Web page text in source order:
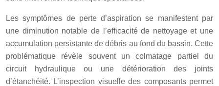
Les symptômes de perte d’aspiration se manifestent par
une diminution notable de l’efficacité de nettoyage et une
accumulation persistante de débris au fond du bassin. Cette
problématique révèle souvent un colmatage partiel du
circuit hydraulique ou une détérioration des joints
d’étanchéité. L’inspection visuelle des composants permet